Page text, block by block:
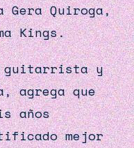
Quiroga,
Kings.
guitarrista y
agrega que
años
mejor